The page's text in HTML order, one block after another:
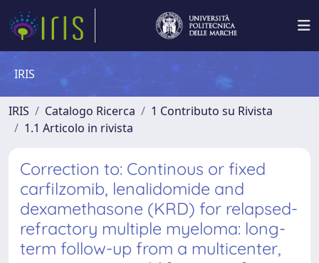
IRIS
IRIS Catalogo Ricerca
1 Contributo su Rivista
1.1 Articolo in rivista
Correction to: Continous or fixed
carfilzomib, lenalidomide and
dexamethasone (KRD) for relapsed-
refractory multiple myeloma: long-
term follow-up from a multicenter,